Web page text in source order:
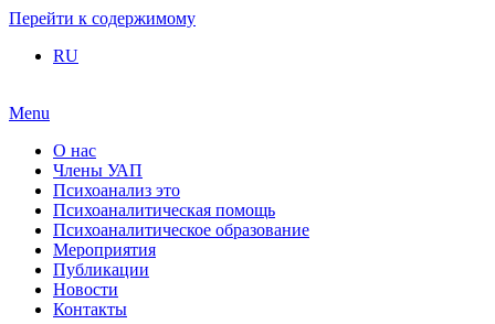
Перейти к содержимому
RU
Menu
О нас
Члены УАП
Психоанализ это
Психоаналитическая помощь
Психоаналитическое образование
Мероприятия
Публикации
Новости
Контакты